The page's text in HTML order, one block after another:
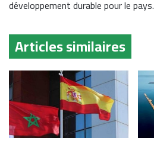
développement durable pour le pays.
Articles similaires